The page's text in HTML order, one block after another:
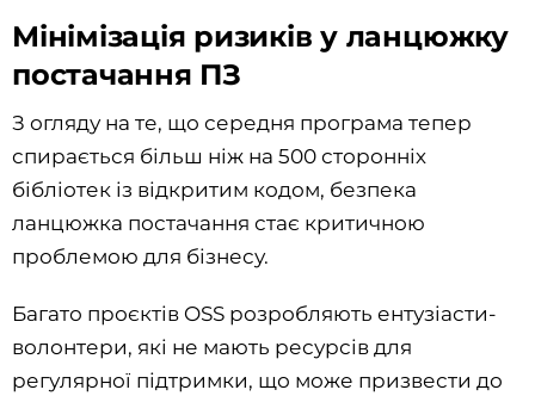
Мінімізація ризиків у ланцюжку
постачання ПЗ
З огляду на те, що середня програма тепер
спирається більш ніж на 500 сторонніх
бібліотек із відкритим кодом, безпека
ланцюжка постачання стає критичною
проблемою для бізнесу.
Багато проєктів OSS розробляють ентузіасти-
волонтери, які не мають ресурсів для
регулярної підтримки, що може призвести до